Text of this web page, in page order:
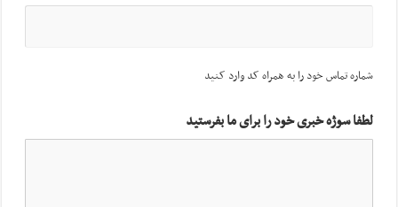
شماره تماس خود را به همراه کد وارد کنید
لطفا سوژه خبری خود را برای ما بفرستید